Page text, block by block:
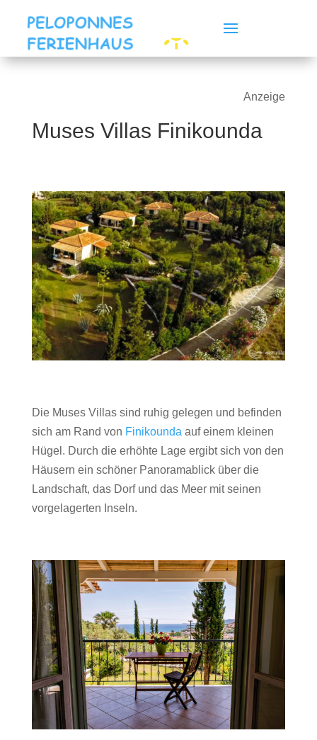
Anzeige
Muses Villas Finikounda
Die Muses Villas sind ruhig gelegen und befinden
sich am Rand von Finikounda auf einem kleinen
Hügel. Durch die erhöhte Lage ergibt sich von den
Häusern ein schöner Panoramablick über die
Landschaft, das Dorf und das Meer mit seinen
vorgelagerten Inseln.